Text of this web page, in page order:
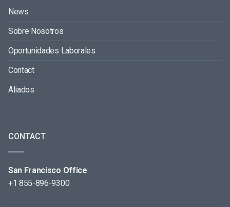
News
Sobre Nosotros
Oportunidades Laborales
Contact
Aliados
CONTACT
San Francisco Office
+1 855-896-9300